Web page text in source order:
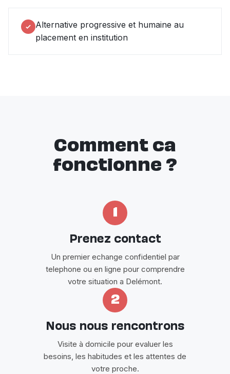
Alternative progressive et humaine au
placement en institution
Comment ca
fonctionne ?
Prenez contact
Un premier echange confidentiel par
telephone ou en ligne pour comprendre
votre situation a Delémont.
2
Nous nous rencontrons
Visite à domicile pour evaluer les
besoins, les habitudes et les attentes de
votre proche.